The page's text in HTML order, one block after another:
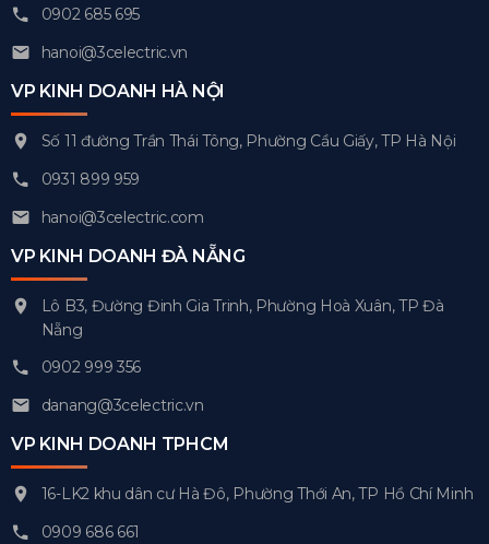
0902 685 695
hanoi@3celectric.vn
VP KINH DOANH HÀ NỘI
Số 11 đường Trần Thái Tông, Phường Cầu Giấy, TP Hà Nội
0931 899 959
hanoi@3celectric.com
VP KINH DOANH ĐÀ NẴNG
Lô B3, Đường Đinh Gia Trinh, Phường Hoà Xuân, TP Đà
Nẵng
0902 999 356
danang@3celectric.vn
VP KINH DOANH TPHCM
16-LK2 khu dân cư Hà Đô, Phường Thới An, TP Hồ Chí Minh
0909 686 661